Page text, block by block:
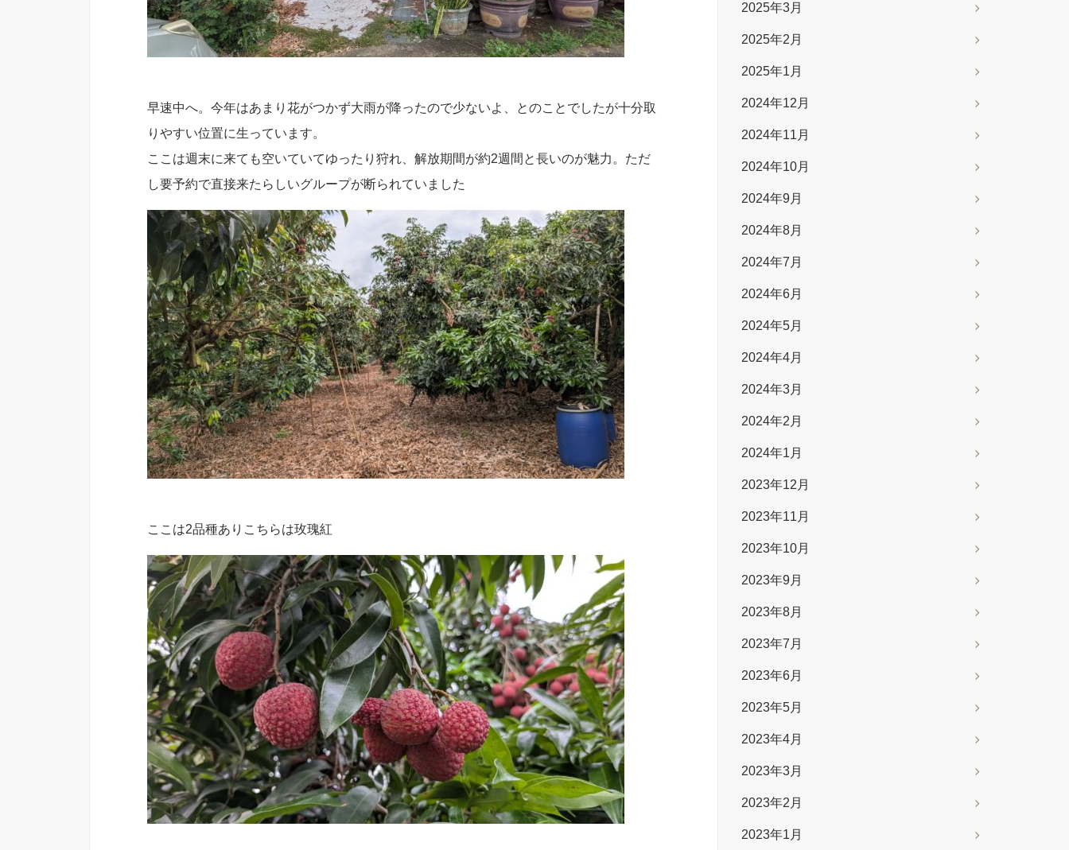
早速中へ。今年はあまり花がつかず大雨が降ったので少ないよ、とのことでしたが十分取
りやすい位置に生っています。
ここは週末に来ても空いていてゆったり狩れ、解放期間が約2週間と長いのが魅力。ただ
し要予約で直接来たらしいグループが断られていました
ここは2品種ありこちらは玫瑰紅
2025年3月
2025年2月
2025年1月
2024年12月
2024年11月
2024年10月
2024年9月
2024年8月
2024年7月
2024年6月
2024年5月
2024年4月
2024年3月
2024年2月
2024年1月
2023年12月
2023年11月
2023年10月
2023年9月
2023年8月
2023年7月
2023年6月
2023年5月
2023年4月
2023年3月
2023年2月
2023年1月